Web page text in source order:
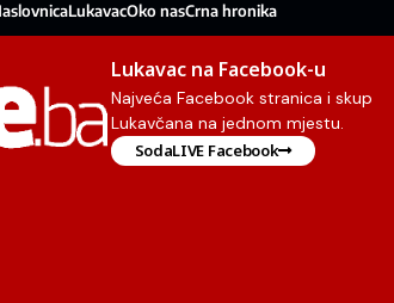
LukavacOko nasCrna hronika
Lukavac na Facebook-u
Najveća Facebook stranica i skup
Lukavčana na jednom mjestu.
SodaLIVE Facebook